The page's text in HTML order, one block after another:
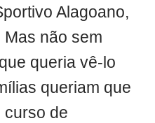
Alagoano,
Mas não sem
queria vê-lo
queriam que
curso de